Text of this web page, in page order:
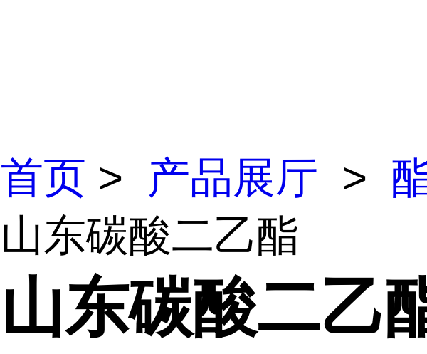
首页 > 产品展厅 >
山东碳酸二乙酯
山东碳酸二乙